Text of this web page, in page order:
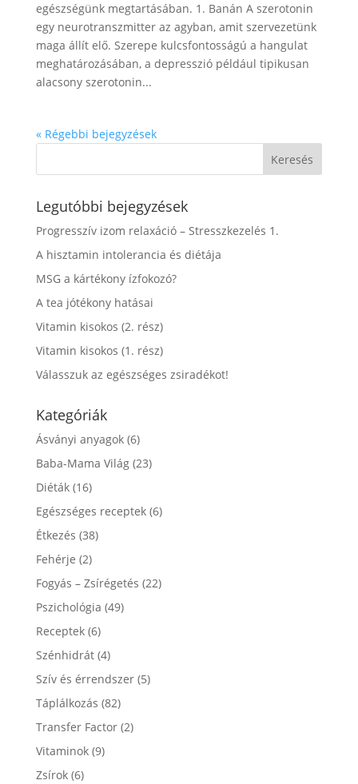
egészségünk megtartásában. 1. Banán A szerotonin
egy neurotranszmitter az agyban, amit szervezetünk
maga állít elő. Szerepe kulcsfontosságú a hangulat
meghatározásában, a depresszió például tipikusan
alacsony szerotonin...
« Régebbi bejegyzések
Legutóbbi bejegyzések
Progresszív izom relaxáció – Stresszkezelés 1.
A hisztamin intolerancia és diétája
MSG a kártékony ízfokozó?
A tea jótékony hatásai
Vitamin kisokos (2. rész)
Vitamin kisokos (1. rész)
Válasszuk az egészséges zsiradékot!
Kategóriák
Ásványi anyagok(6)
Baba-Mama Világ(23)
Diéták(16)
Egészséges receptek(6)
Étkezés (38)
Fehérje (2)
Fogyás – Zsírégetés (22)
Pszichológia (49)
Receptek(6)
Szénhidrát(4)
Szív és érrendszer(5)
Táplálkozás (82)
Transfer Factor(2)
Vitaminok(9)
Zsírok(6)